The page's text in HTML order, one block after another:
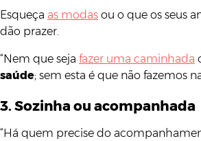
Esqueça as modas ou o que os seus
dão prazer.
“Nem que seja fazer uma caminhada
saúde; sem esta é que não fazemos
3. Sozinha ou acompanhada
“Há quem precise do